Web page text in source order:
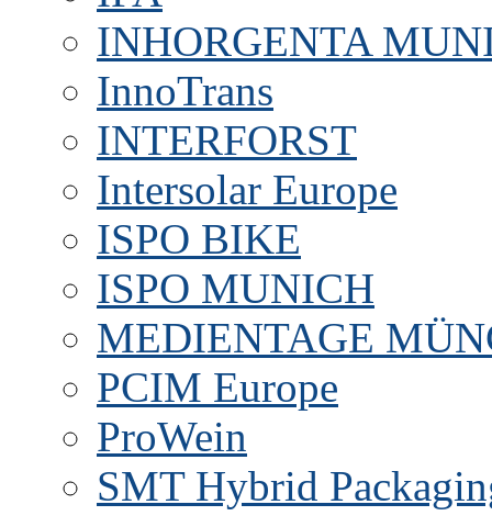
INHORGENTA
InnoTrans
INTERFORST
Intersolar Europe
ISPO BIKE
ISPO MUNICH
MEDIENTAGE
PCIM Europe
ProWein
SMT Hybrid